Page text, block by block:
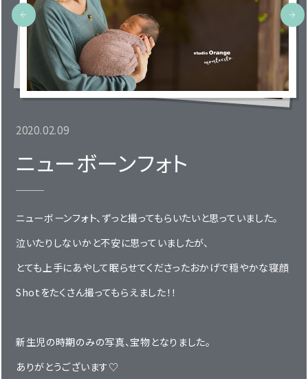
2020.02.09
ニューボーンフォト
ニューボーンフォト、ずっと撮ってもらいたいと思っていました。
泣いたりしないかと不安に思っていましたが、
とても上手にあやして眠らせてくださったおかげで穏やかな寝顔
Shotをたくさん撮ってもらえました！！
新生児の時期のみの写真、宝物となりました。
ありがとうございます♡